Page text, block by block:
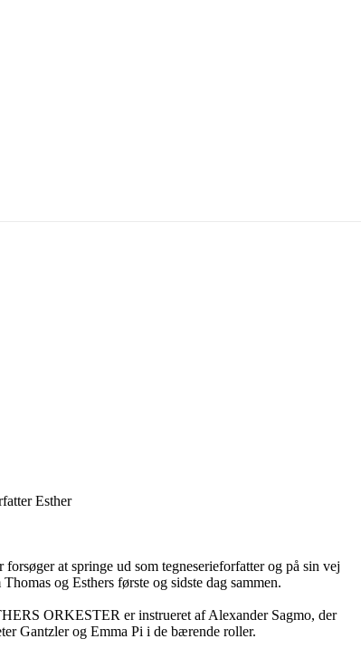
Esther
at springe ud som tegneserieforfatter og på sin vej
og Esthers første og sidste dag sammen.
ORKESTER er instrueret af Alexander Sagmo, der
Gantzler og Emma Pi i de bærende roller.